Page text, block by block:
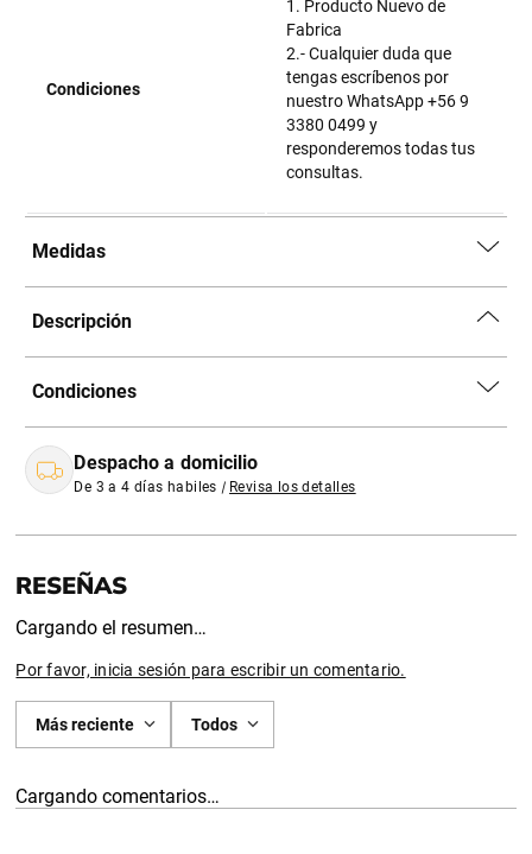
Condiciones
1. Producto Nuevo de
Fabrica
2.- Cualquier duda que
tengas escríbenos por
nuestro WhatsApp +56 9
3380 0499 y
responderemos todas tus
consultas.
Medidas
Descripción
Condiciones
Despacho a domicilio
De 3 a 4 días habiles | Revisa los detalles
Cargando el resumen…
Por favor, inicia sesión para escribir un comentario.
Más reciente Todos
Cargando comentarios…